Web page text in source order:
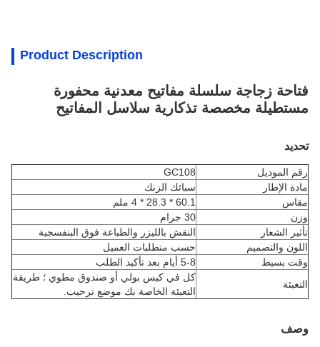
Product Description
فتاحة زجاجة سلسلة مفاتيح معدنية محفورة
مستطيلة مخصصة تذكارية سلاسل المفاتيح
تحديد
رقم الموديل
GC108
مادة الإطار
سبائك الزنك
مقاس
60.1 * 28.3 * 4 ملم
وزن
30 جرام
تأثير الشعار
النقش بالليزر والطباعة فوق البنفسجية
اللون والتصميم
حسب متطلبات العميل
وقت بسيط
5-8 أيام بعد تأكيد الطلب
التعبئة
كل في كيس بولي أو صندوق مطوي ؛ طريقة
التعبئة الخاصة بك موضع ترحيب.
وصف